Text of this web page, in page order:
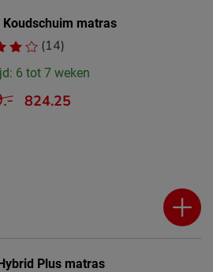
Koudschuim matras
(14)
6 tot 7 weken
824.25
Plus matras